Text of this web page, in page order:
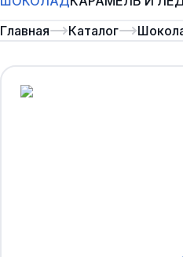
Главная
Каталог